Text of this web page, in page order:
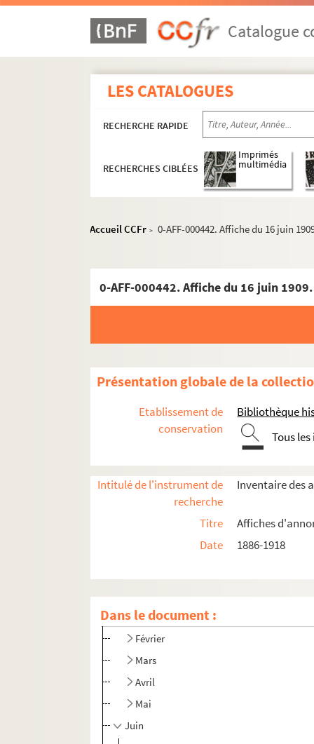
Catalogue
LES CATALOGUES
RECHERCHE RAPIDE
RECHERCHES CIBLÉES
Imprimés
multimédia
Accueil CCFr > 0-AFF-000442. Affiche du 16 juin
0-AFF-000442. Affiche du 16 juin
Présentation globale de la
Etablissement de
conservation
Bibliothèque
Tous
Intitulé de l'instrument de
recherche
Inventaire des
Titre
Affiches
Date
1886-1918
Dans le document :
Année 1886
Année 1897
Janvier
Février
Mars
Avril
Mai
Juin